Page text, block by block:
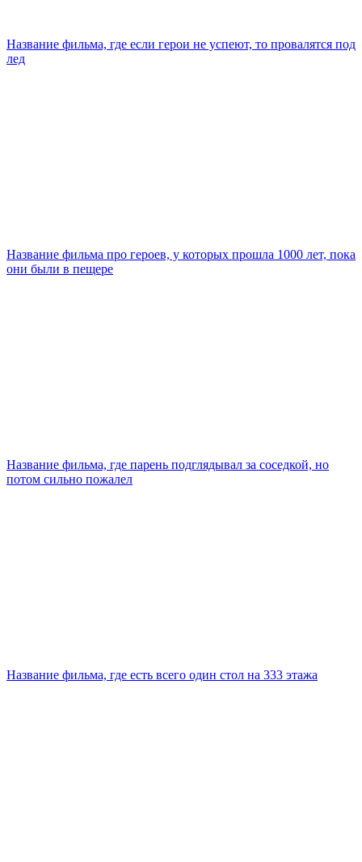
Название фильма, где если герои не успеют, то провалятся под
лед
Название фильма про героев, у которых прошла 1000 лет, пока
они были в пещере
Название фильма, где парень подглядывал за соседкой, но
потом сильно пожалел
Название фильма, где есть всего один стол на 333 этажа